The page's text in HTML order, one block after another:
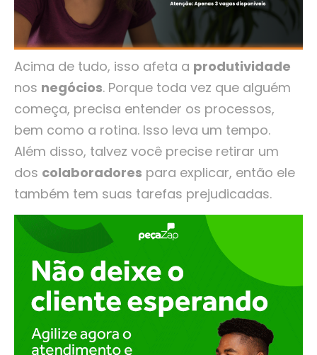
Acima de tudo, isso afeta a produtividade
nos negócios. Porque toda vez que alguém
começa, precisa entender os processos,
bem como a rotina. Isso leva um tempo.
Além disso, talvez você precise retirar um
dos colaboradores para explicar, então ele
também tem suas tarefas prejudicadas.